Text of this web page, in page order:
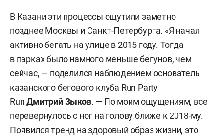
В Казани эти процессы ощутили заметно
позднее Москвы и Санкт-Петербурга. «Я начал
активно бегать на улице в 2015 году. Тогда
в парках было намного меньше бегунов, чем
сейчас, — поделился наблюдением основатель
казанского бегового клуба Run Party
RunДмитрий Зыков. — По моим ощущениям, все
перевернулось с ног на голову ближе к 2018-му.
Появился тренд на здоровый образ жизни, это